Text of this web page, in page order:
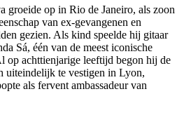
groeide op in Rio de Janeiro, als zoon
van ex-gevangenen en
gezien. Als kind speelde hij gitaar
Sá, één van de meest iconische
op achttienjarige leeftijd begon hij de
uiteindelijk te vestigen in Lyon,
als fervent ambassadeur van